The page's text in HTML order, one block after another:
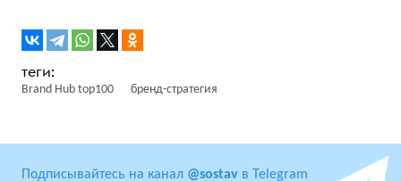
Brand Hub top100 бренд-стратегия
Подписывайтесь на канал @sostav в Telegram